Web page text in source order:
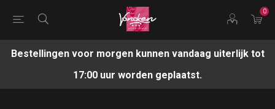
0
Bestellingen voor morgen kunnen vandaag uiterlijk tot
17:00 uur worden geplaatst.